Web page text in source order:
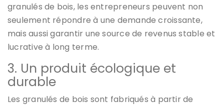
granulés de bois, les entrepreneurs peuvent non
seulement répondre à une demande croissante,
mais aussi garantir une source de revenus stable et
lucrative à long terme.
3. Un produit écologique et
durable
Les granulés de bois sont fabriqués à partir de